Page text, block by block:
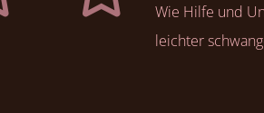
Wie Hilfe und
leichter